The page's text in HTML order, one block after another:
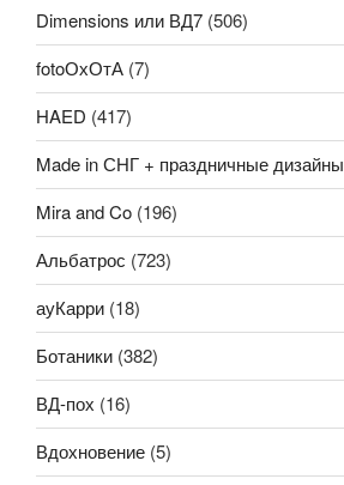
Dimensions или ВД7 (506)
fotoОхОтА (7)
HAED (417)
Made in СНГ + праздничные дизайны
Mira and Co (196)
Альбатрос (723)
ауКарри (18)
Ботаники (382)
ВД-пох (16)
Вдохновение (5)